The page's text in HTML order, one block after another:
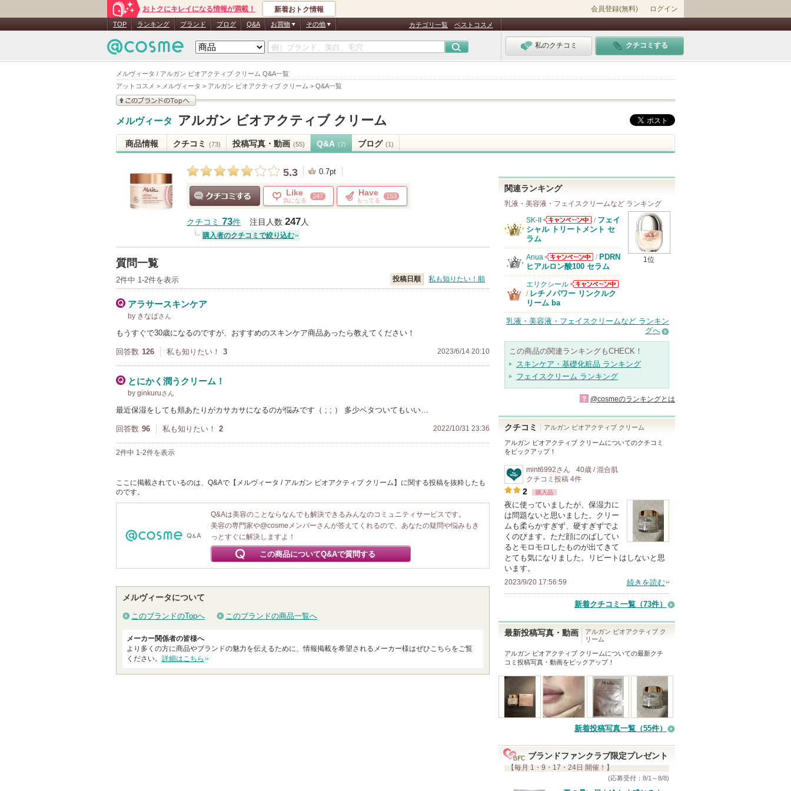
メルヴィータ / アルガン ビオアクティブ クリーム Q&A一覧
アットコスメ > メルヴィータ > アルガン ビオアクティブ クリーム > Q&A一覧
おトクにキレイになる情報が満載！ 新着おトク情報 会員登録(無料) ログイン
TOP ランキング ブランド ブログ Q&A お買物 その他 カテゴリ一覧 ベストコスメ
私のクチコミ クチコミする
このブランドの情報を
メルヴィータ アルガン ビオアクティブ クリーム
商品情報 クチコミ (73) 投稿写真・動画 (55) Q&A (2) ブログ (1)
5.3 0.7pt
Like
気になる
247 Have
もってる
153
クチコミ 73件 注目人数 247人
購入者のクチコミで絞り込む
質問一覧
2件中 1-2件を表示 投稿日順 私も知りたい！順
アラサースキンケア
by きなぱさん
もうすぐで30歳になるのですが、おすすめのスキンケア商品あったら教えてください！
回答数 126 私も知りたい！ 3 2023/6/14 20:10
とにかく潤うクリーム！
by ginkuruさん
最近保湿をしても頬あたりがカサカサになるのが悩みです（ ; ; ） 多少ベタついてもいい…
回答数 96 私も知りたい！ 2 2022/10/31 23:36
2件中 1-2件を表示
ここに掲載されているのは、Q&Aで【メルヴィータ / アルガン ビオアクティブ クリーム】に関する投稿を抜粋したも
のです。
Q&Aは美容のことならなんでも解決できるみんなのコミュニティサービスです。
美容の専門家や@cosmeメンバーさんが答えてくれるので、あなたの疑問や悩みもき
っとすぐに解決しますよ！
この商品についてQ&Aで質問する
メルヴィータについて
このブランドのTopへ このブランドの商品一覧へ
メーカー関係者の皆様へ
より多くの方に商品やブランドの魅力を伝えるために、情報掲載を希望されるメーカー様はぜひこちらをご覧
ください。 詳細はこちら
関連ランキング
乳液・美容液・フェイスクリームなど ランキング
1位
SK-II
SK-IIからのお
/ フェイ
シャル トリートメント セ
ラム
Anua
Anuaからのお
知らせがありま
す
/ PDRN
ヒアルロン酸100 セラム
エリクシール
エリクシールか
/ レチノパワー リンクルク
リーム ba
乳液・美容液・フェイスクリームなど ランキン
グへ
この商品の関連ランキングもCHECK！
スキンケア・基礎化粧品 ランキング
フェイスクリーム ランキング
? @cosmeのランキングとは
クチコミ アルガン ビオアクティブ クリーム
アルガン ビオアクティブ クリームについてのクチコミ
をピックアップ！
mint6992さん
40歳 / 混合肌
クチコミ投稿 4件
2 購入品
夜に使っていましたが、保湿力に
は問題ないと思いました。クリー
ムも柔らかすぎず、硬すぎずでよ
くのびます。ただ顔にのばしてい
るとモロモロしたものが出てきて
とても気になりました。リピートはしないと思
います。
2023/9/20 17:56:59 続きを読む
新着クチコミ一覧 （73件）
最新投稿写真・動画
アルガン ビオアクティブ ク
リーム
アルガン ビオアクティブ クリームについての最新クチ
コミ投稿写真・動画をピックアップ！
新着投稿写真一覧（55件）
ブランドファンクラブ限定プレゼント
【毎月 1・9・17・24日 開催！】
(応募受付：8/1～8/8)